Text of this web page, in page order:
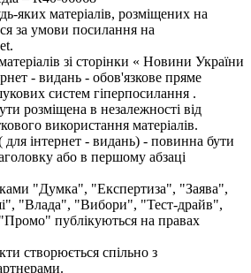
яких матеріалів, розміщених на
за умови посилання на
зі сторінки « Новини України
- видань - обов'язкове пряме
систем гіперпосилання .
розміщена в незалежності від
використання матеріалів.
для інтернет - видань) - повинна бути
або в першому абзаці
"Думка", "Експертиза", "Заява",
"Влада", "Вибори", "Тест-драйв",
публікуються на правах
створюється спільно з